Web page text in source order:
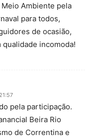
Ambiente pela
para todos,
de ocasião,
incomoda!
pela participação.
Beira Rio
de Correntina e